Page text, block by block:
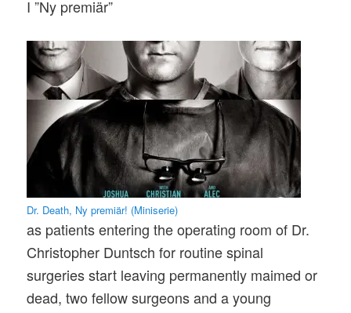
I ”Ny premiär”
Dr. Death, Ny premiär! (Miniserie)
as patients entering the operating room of Dr.
Christopher Duntsch for routine spinal
surgeries start leaving permanently maimed or
dead, two fellow surgeons and a young